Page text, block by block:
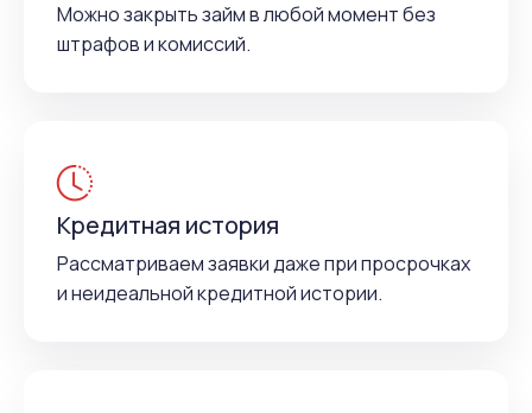
Можно закрыть займ в любой момент без
штрафов и комиссий.
Кредитная история
Рассматриваем заявки даже при просрочках
и неидеальной кредитной истории.